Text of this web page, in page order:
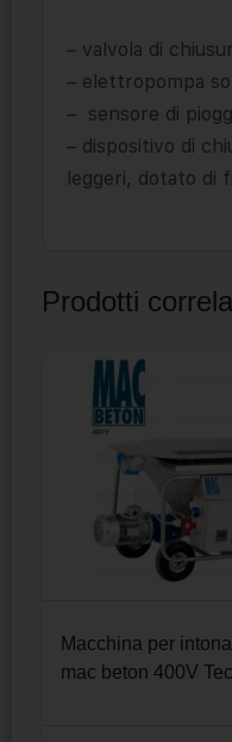
– valvola di
– elettropompa
– sensore di
– dispositivo di
leggeri, dotato di
Prodotti
Macchina per
mac beton 400V